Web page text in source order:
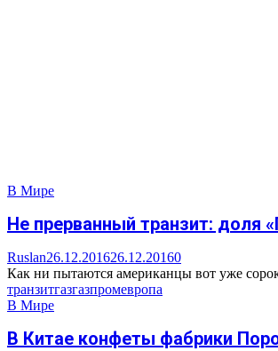
В Мире
Не прерванный транзит: доля
Ruslan26.12.201626.12.20160
Как ни пытаются американцы вот уже
транзитгазгазпромевропа
В Мире
В Китае конфеты фабрики